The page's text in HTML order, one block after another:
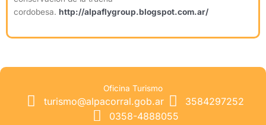
cordobesa. http://alpaflygroup.blogspot.com.ar/
Oficina Turismo
turismo@alpacorral.gob.ar
3584297252
0358-4888055